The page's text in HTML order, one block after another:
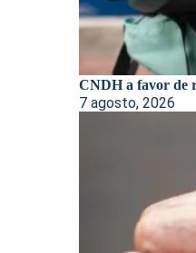
CNDH a favor de
7 agosto, 2026